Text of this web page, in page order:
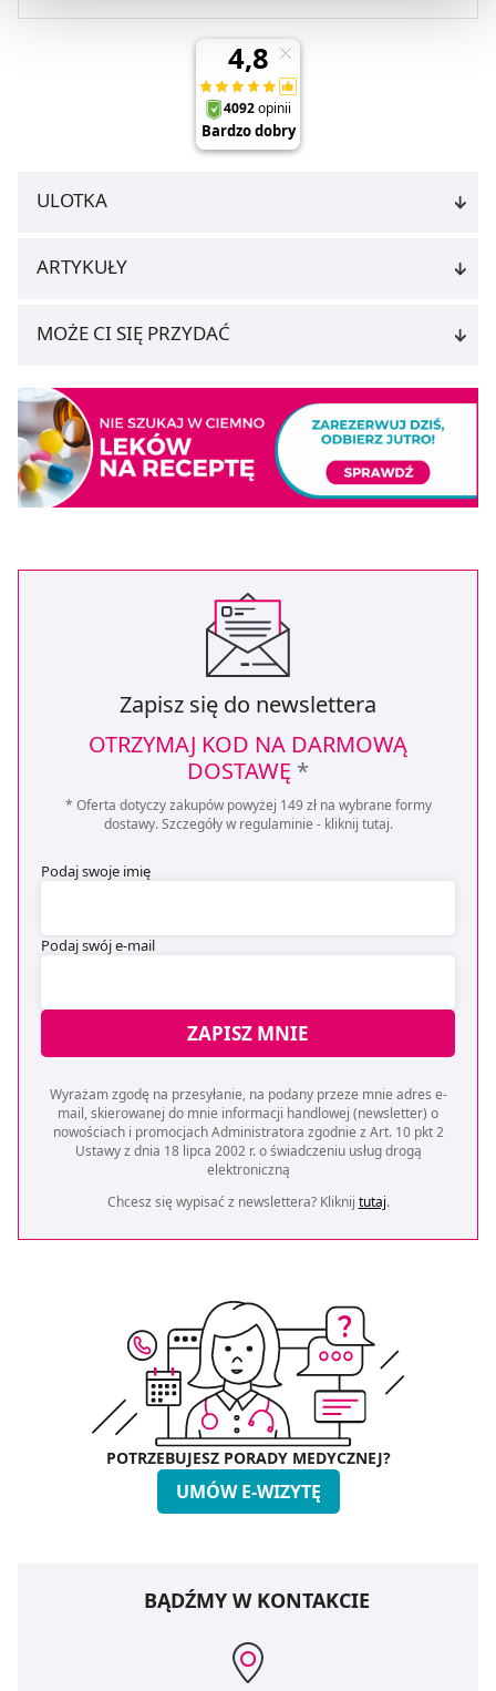
Zaakceptuj niezbędne
będzie oznaczało, że nie wyrażasz zgody na
pozyskiwanie od Ciebie danych, które nie są niezbędne
dla funkcjonowania Strony. Będzie się to jednak wiązało
ULOTKA
ARTYKUŁY
MOŻE CI SIĘ PRZYDAĆ
Zapisz się do newslettera
OTRZYMAJ KOD NA DARMOWĄ
DOSTAWĘ *
* Oferta dotyczy zakupów powyżej 149 zł na wybrane formy
dostawy. Szczegóły w regulaminie - kliknij tutaj.
Podaj swoje imię
Podaj swój e-mail
ZAPISZ MNIE
Wyrażam zgodę na przesyłanie, na podany przeze mnie adres e-
mail, skierowanej do mnie informacji handlowej (newsletter) o
nowościach i promocjach Administratora zgodnie z Art. 10 pkt 2
Ustawy z dnia 18 lipca 2002 r. o świadczeniu usług drogą
elektroniczną
Chcesz się wypisać z newslettera? Kliknij tutaj.
POTRZEBUJESZ PORADY MEDYCZNEJ?
UMÓW E-WIZYTĘ
BĄDŹMY W KONTAKCIE